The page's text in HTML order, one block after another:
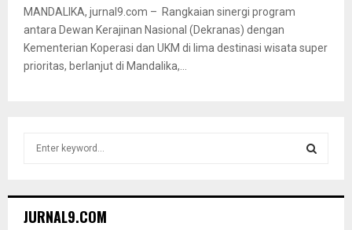
MANDALIKA, jurnal9.com – Rangkaian sinergi program
antara Dewan Kerajinan Nasional (Dekranas) dengan
Kementerian Koperasi dan UKM di lima destinasi wisata super
prioritas, berlanjut di Mandalika,...
h
JURNAL9.COM